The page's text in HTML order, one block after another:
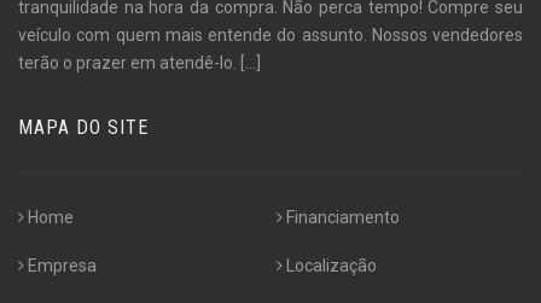
tranquilidade na hora da compra. Não perca tempo! Compre seu
veículo com quem mais entende do assunto. Nossos vendedores
terão o prazer em atendê-lo.
MAPA DO SITE
Home
Empresa
Financiamento
Localização